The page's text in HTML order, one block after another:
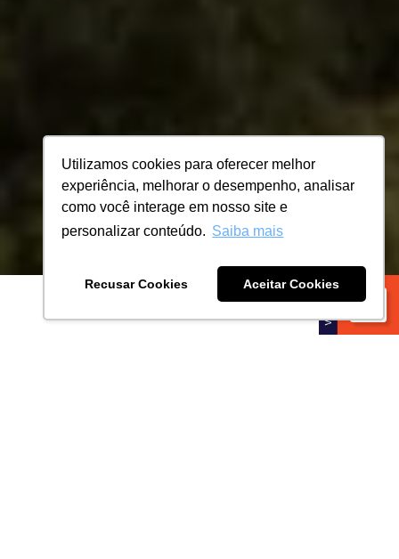
Utilizamos cookies para oferecer melhor
experiência, melhorar o desempenho, analisar
como você interage em nosso site e
personalizar conteúdo. Saiba mais
Recusar Cookies Aceitar Cookies